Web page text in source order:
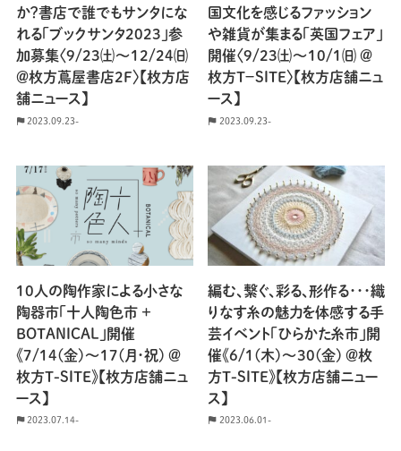
か？書店で誰でもサンタにな
れる「ブックサンタ2023」参
加募集〈9/23㈯〜12/24㈰
＠枚方蔦屋書店2F〉【枚方店
舗ニュース】
2023.09.23-
国文化を感じるファッション
や雑貨が集まる「英国フェア」
開催〈9/23㈯〜10/1㈰ ＠
枚方T−SITE〉【枚方店舗ニュ
ース】
2023.09.23-
10人の陶作家による小さな
陶器市「十人陶色市 +
BOTANICAL」開催
《7/14(金)〜17(月･祝) ＠
枚方T-SITE》【枚方店舗ニュ
ース】
2023.07.14-
編む、繋ぐ、彩る、形作る･･･織
りなす糸の魅力を体感する手
芸イベント「ひらかた糸市」開
催《6/1(木)〜30(金) ＠枚
方T-SITE》【枚方店舗ニュー
ス】
2023.06.01-